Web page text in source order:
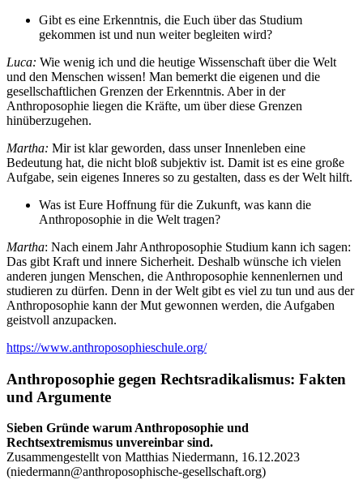
Gibt es eine Erkenntnis, die Euch über das Studium
gekommen ist und nun weiter begleiten wird?
Luca: Wie wenig ich und die heutige Wissenschaft über die Welt
und den Menschen wissen! Man bemerkt die eigenen und die
gesellschaftlichen Grenzen der Erkenntnis. Aber in der
Anthroposophie liegen die Kräfte, um über diese Grenzen
hinüberzugehen.
Martha: Mir ist klar geworden, dass unser Innenleben eine
Bedeutung hat, die nicht bloß subjektiv ist. Damit ist es eine große
Aufgabe, sein eigenes Inneres so zu gestalten, dass es der Welt hilft.
Was ist Eure Hoffnung für die Zukunft, was kann die
Anthroposophie in die Welt tragen?
Martha: Nach einem Jahr Anthroposophie Studium kann ich sagen:
Das gibt Kraft und innere Sicherheit. Deshalb wünsche ich vielen
anderen jungen Menschen, die Anthroposophie kennenlernen und
studieren zu dürfen. Denn in der Welt gibt es viel zu tun und aus der
Anthroposophie kann der Mut gewonnen werden, die Aufgaben
geistvoll anzupacken.
https://www.anthroposophieschule.org/
Anthroposophie gegen Rechtsradikalismus: Fakten
und Argumente
Sieben Gründe warum Anthroposophie und
Rechtsextremismus unvereinbar sind.
Zusammengestellt von Matthias Niedermann, 16.12.2023
(niedermann@anthroposophische-gesellschaft.org)